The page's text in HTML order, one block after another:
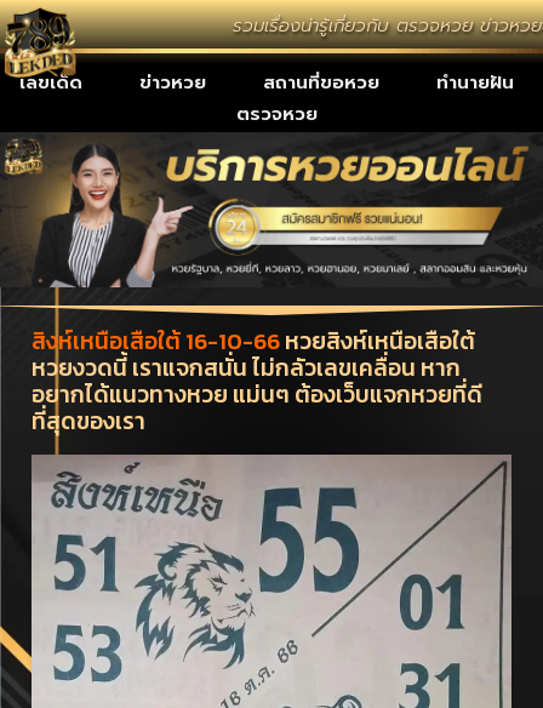
รวมเรื่องน่ารู้เกี่ยวกับ ตรวจหวย ข่าวหวย
เลขเด็ด ข่าวหวย สถานที่ขอหวย
ทำนายฝัน
ตรวจหวย
สิงห์เหนือเสือใต้ 16-10-66หวยสิงห์เหนือเสือใต้
หวยงวดนี้ เราแจกสนั่น ไม่กลัวเลขเคลื่อน หาก
อยากได้แนวทางหวย แม่นๆ ต้องเว็บแจกหวยที่ดี
ที่สุดของเรา